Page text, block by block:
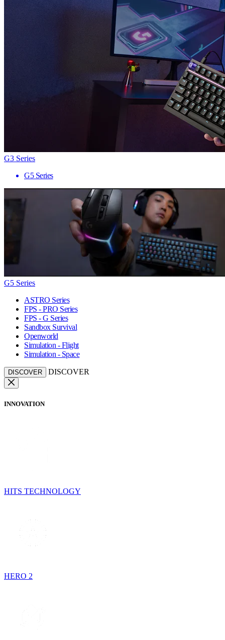
G3 Series
G5 Series
G5 Series
ASTRO Series
FPS - PRO Series
FPS - G Series
Sandbox Survival
Openworld
Simulation - Flight
Simulation - Space
DISCOVER DISCOVER
INNOVATION
HITS TECHNOLOGY
HERO 2